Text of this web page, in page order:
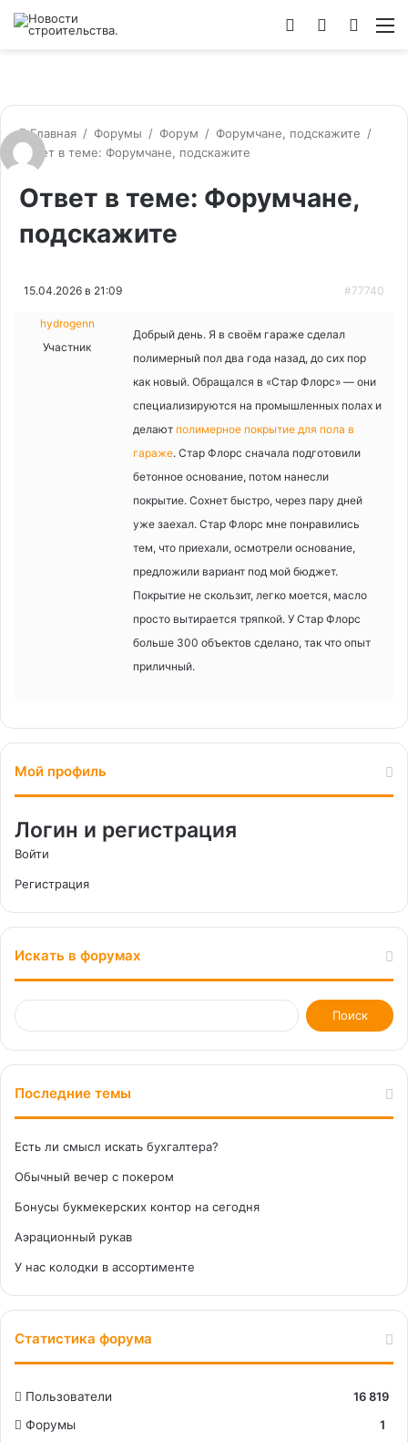
Switch
Войти
Главная / Форумы / Форум / Форумчане, подскажите /
Ответ в теме: Форумчане, подскажите
Ответ в теме: Форумчане,
подскажите
15.04.2026 в 21:09 #77740
hydrogenn
Участник
Добрый день. Я в своём гараже сделал
полимерный пол два года назад, до сих пор
как новый. Обращался в «Стар Флорс» — они
специализируются на промышленных полах и
делают полимерное покрытие для пола в
гараже. Стар Флорс сначала подготовили
бетонное основание, потом нанесли
покрытие. Сохнет быстро, через пару дней
уже заехал. Стар Флорс мне понравились
тем, что приехали, осмотрели основание,
предложили вариант под мой бюджет.
Покрытие не скользит, легко моется, масло
просто вытирается тряпкой. У Стар Флорс
больше 300 объектов сделано, так что опыт
приличный.
Мой профиль
Логин и регистрация
Войти
Регистрация
Искать в форумах
Последние темы
Есть ли смысл искать бухгалтера?
Обычный вечер с покером
Бонусы букмекерских контор на сегодня
Аэрационный рукав
У нас колодки в ассортименте
Статистика форума
Пользователи
16 819
Форумы
1